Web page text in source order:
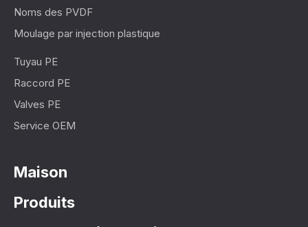
Noms des PVDF
Moulage par injection plastique
Tuyau PE
Raccord PE
Valves PE
Service OEM
Maison
Produits